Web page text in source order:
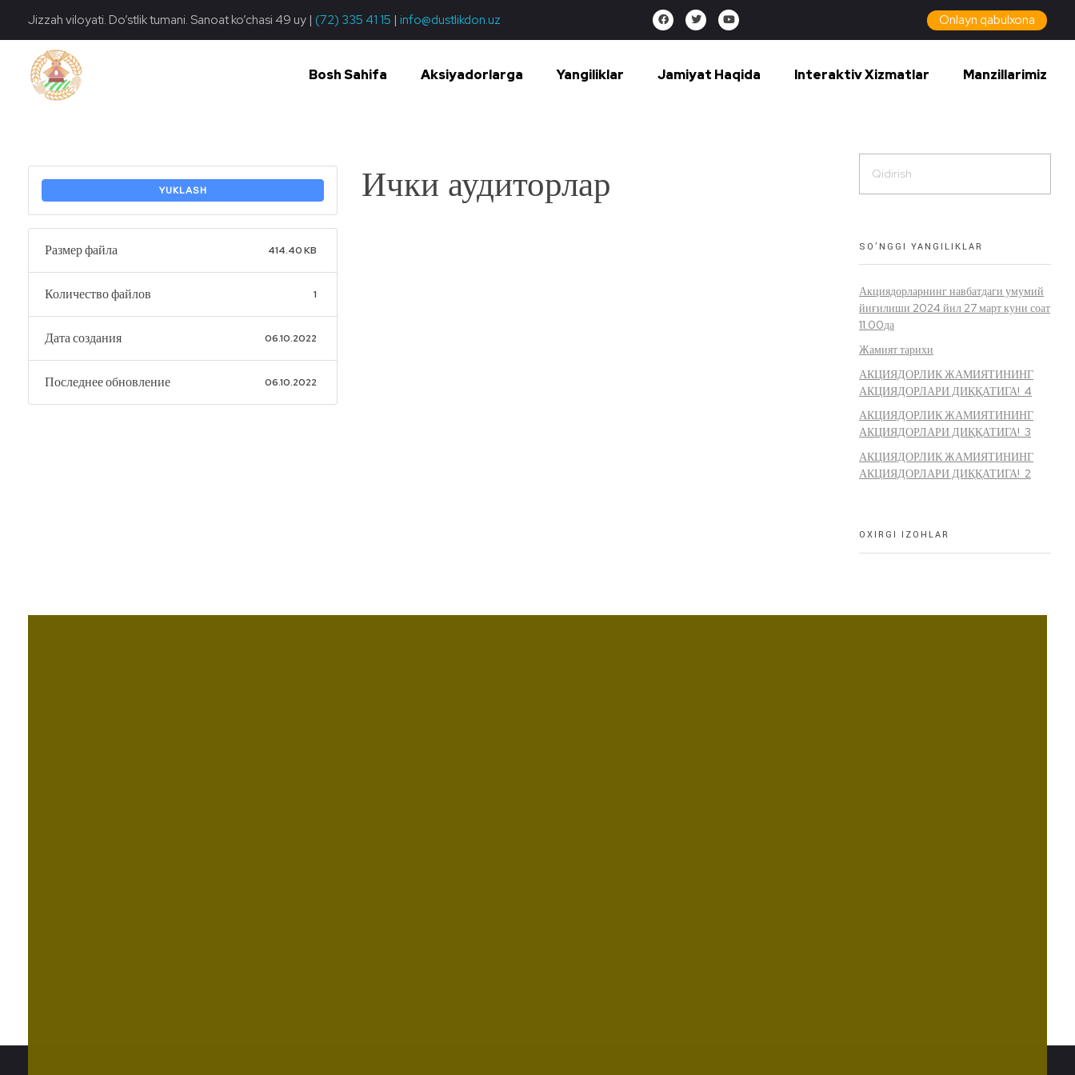
Jizzah viloyati. Do’stlik tumani. Sanoat ko’chasi 49 uy | (72) 335 41 15 | info@dustlikdon.uz Onlayn qabulxona
Bosh Sahifa Aksiyadorlarga Yangiliklar Jamiyat Haqida Interaktiv Xizmatlar Manzillarimiz
YUKLASH
Размер файла 414.40 KB
Количество файлов 1
Дата создания 06.10.2022
Последнее обновление 06.10.2022
Ички аудиторлар
SO’NGGI YANGILIKLAR
Акциядорларнинг навбатдаги умумий
йиғилиши 2024 йил 27 март куни соат
11.00да
Жамият тарихи
АКЦИЯДОРЛИК ЖАМИЯТИНИНГ
АКЦИЯДОРЛАРИ ДИҚҚАТИГА! 4
АКЦИЯДОРЛИК ЖАМИЯТИНИНГ
АКЦИЯДОРЛАРИ ДИҚҚАТИГА! 3
АКЦИЯДОРЛИК ЖАМИЯТИНИНГ
АКЦИЯДОРЛАРИ ДИҚҚАТИГА! 2
OXIRGI IZOHLAR